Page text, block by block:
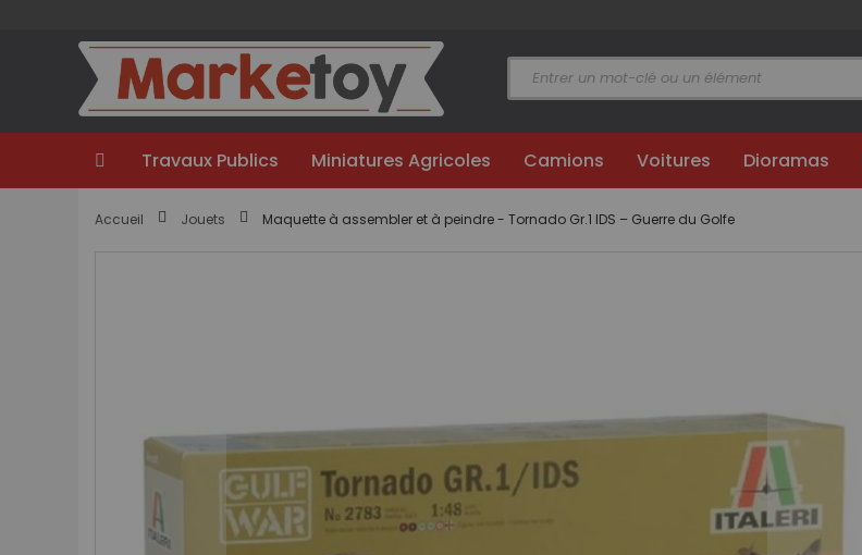
contenu
Travaux Publics Miniatures Agricoles Camions Voitures Dioramas
Accueil Jouets Maquette à assembler et à peindre - Tornado Gr.1 IDS – Guerre du Golfe